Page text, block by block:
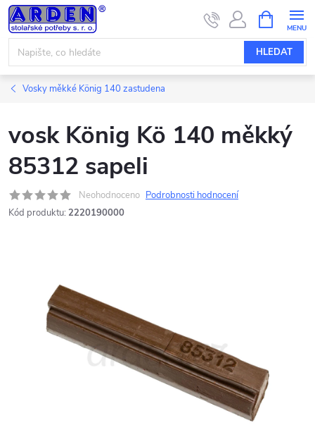
Přejít
na
obsah
HLEDAT
NÁKUPNÍ
KOŠÍK
Vosky měkké König 140 zastudena
vosk König Kö 140 měkký
85312 sapeli
Neohodnoceno Podrobnosti hodnocení
Kód produktu: 2220190000